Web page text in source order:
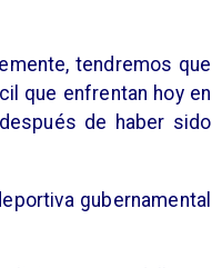
tendremos que
que enfrentan hoy en
de haber sido
gubernamental